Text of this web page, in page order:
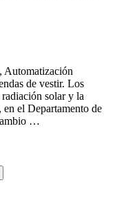
Automatización
de vestir. Los
radiación solar y la
el Departamento de
…